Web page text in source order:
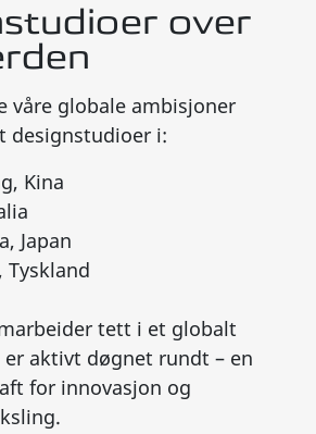
over
våre globale ambisjoner
designstudioer i:
Kina
Japan
Tyskland
tett i et globalt
aktivt døgnet rundt – en
for innovasjon og